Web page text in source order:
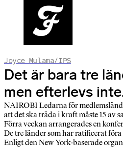
Joyce Mulama/IPS
Det är bara tre
men efterlevs
NAIROBI Ledarna för
att det ska träda i kraft måste 15 av
Förra veckan arrangerades en
De tre länder som har ratificerat
Enligt den New York-baserade